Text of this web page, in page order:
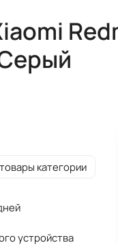
категории
устройства